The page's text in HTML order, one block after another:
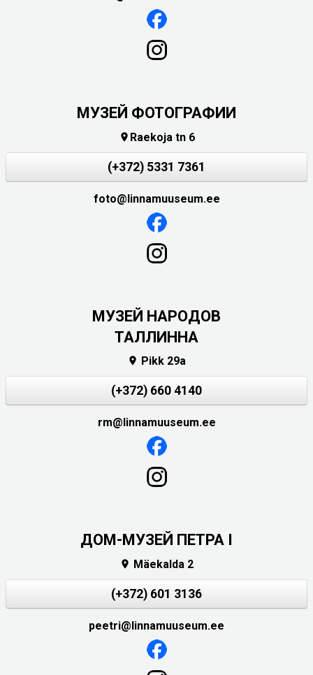
МУЗЕЙ ФОТОГРАФИИ
 Raekoja tn 6
(+372) 5331 7361
foto@linnamuuseum.ee
MУЗЕЙ НАРОДОВ
ТАЛЛИННА
 Pikk 29a
(+372) 660 4140
rm@linnamuuseum.ee
ДОМ-МУЗЕЙ ПЕТРА I
 Mäekalda 2
(+372) 601 3136
peetri@linnamuuseum.ee